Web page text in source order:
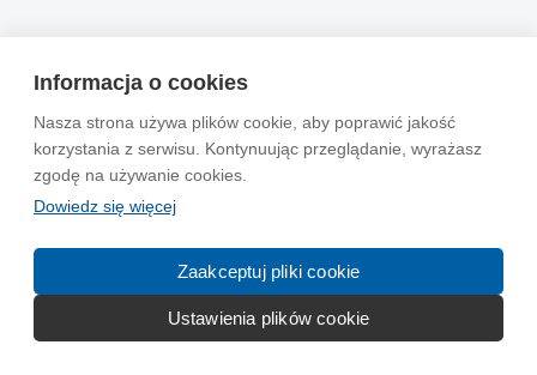
Informacja o cookies
Nasza strona używa plików cookie, aby poprawić jakość
korzystania z serwisu. Kontynuując przeglądanie, wyrażasz
zgodę na używanie cookies.
Dowiedz się więcej
Zaakceptuj pliki cookie
Ustawienia plików cookie